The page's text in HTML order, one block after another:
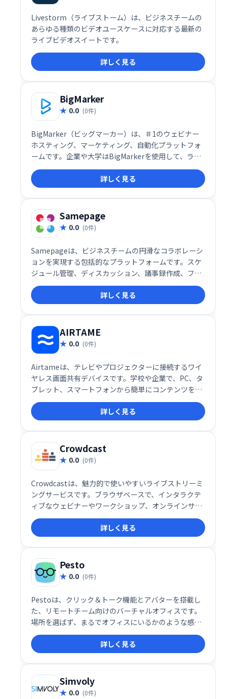
Livestorm（ライブストーム）は、ビジネスチームの
あらゆる種類のビデオユースケースに対応する最新の
ライブビデオスイートです。
詳しく見る
BigMarker
0.0 (0件)
BigMarker（ビッグマーカー）は、＃1のウェビナー
ホスティング、マーケティング、自動化プラットフォ
ームです。企業や大学はBigMarkerを使用して、ライ
ブ、オンデマンド、自動化されたウェビナー、オンラ
インプレゼンテーション、トレーニング、イベントを
主催し、リード、顧客、その他の利害関係者と有意義
な会話を交わしています。
詳しく見る
Samepage
0.0 (0件)
Samepageは、ビジネスチームの円滑なコラボレーシ
ョンを実現する包括的なプラットフォームです。スケ
ジュール管理、ディスカッション、議事録作成、ファ
イル共有、インスタントメッセージ、タスク管理な
ど、チームワークに必要な機能を一つに集約。情報の
一元化による効率化と、スムーズなコミュニケーショ
ン促進で、生産性向上をサポートします。単一のプラ
ットフォームでチームワークを強化し、ビジネスの成
功に貢献します。
詳しく見る
AIRTAME
0.0 (0件)
Airtameは、テレビやプロジェクターに接続するワイ
ヤレス画面共有デバイスです。学校や企業で、PC、タ
ブレット、スマートフォンから簡単にコンテンツを共
有できます。アプリをダウンロードするだけで、面倒
な設定なしにストリーミングを開始。手軽に画面共有
を実現し、会議やプレゼンテーションを効率化しま
す。
詳しく見る
Crowdcast
0.0 (0件)
Crowdcastは、魅力的で使いやすいライブストリーミ
ングサービスです。ブラウザベースで、インタラクテ
ィブなウェビナーやワークショップ、オンラインサミ
ットなどを簡単に開催できます。ライブチャット、投
票、Q＆A機能で参加者とリアルタイムに交流し、イベ
ントデータや分析も取得可能。集客からエンゲージメ
ントまで、効果的なオンラインイベント運営を支援し
ます。
詳しく見る
Pesto
0.0 (0件)
Pestoは、クリック＆トーク機能とアバターを搭載し
た、リモートチーム向けのバーチャルオフィスです。
場所を選ばず、まるでオフィスにいるかのような感覚
でチームメンバーとコミュニケーションを取り、スム
ーズなコラボレーションを実現します。直感的な操作
性で、遠隔勤務の生産性向上に貢献します。
詳しく見る
Simvoly
0.0 (0件)